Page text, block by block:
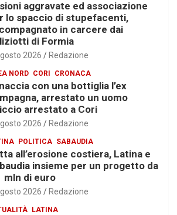
aggravate ed associazione
lo spaccio di stupefacenti,
in carcere dai
di Formia
2026 Redazione
NORD CORI CRONACA
con una bottiglia l’ex
arrestato un uomo
arrestato a Cori
2026 Redazione
POLITICA SABAUDIA
all’erosione costiera, Latina e
insieme per un progetto da
mln di euro
2026 Redazione
LATINA